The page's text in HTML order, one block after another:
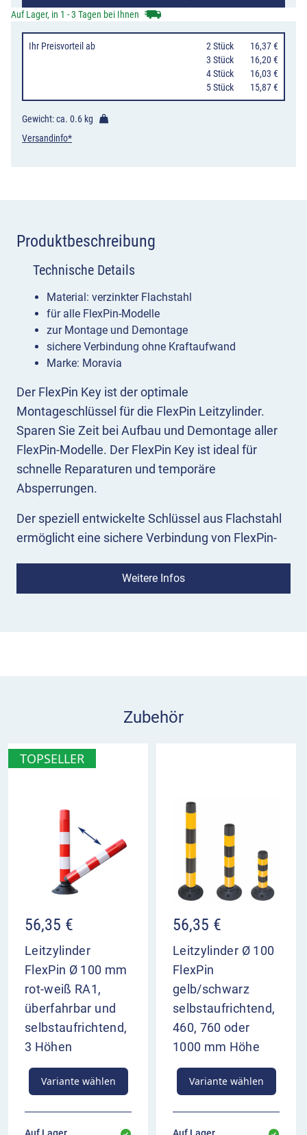
FlexPin-
Modelle
Menge
Auf Lager, in 1 - 3 Tagen bei Ihnen
Ihr Preisvorteil ab 2 Stück
16,37 €
3 Stück
16,20 €
4 Stück
16,03 €
5 Stück 15,87 €
Gewicht: ca. 0.6 kg
Versandinfo*
Produktbeschreibung
Der FlexPin Key ist der optimale
Montageschlüssel für die FlexPin Leitzylinder.
Sparen Sie Zeit bei Aufbau und Demontage aller
FlexPin-Modelle. Der FlexPin Key ist ideal für
schnelle Reparaturen und temporäre
Absperrungen.
Der speziell entwickelte Schlüssel aus Flachstahl
ermöglicht eine sichere Verbindung von FlexPin-
lässt sich ohne Kraftaufwand bedienen.
Weitere Infos
Technische Details
Material: verzinkter Flachstahl
für alle FlexPin-Modelle
zur Montage und Demontage
sichere Verbindung ohne Kraftaufwand
Marke: Moravia
Zubehör
TOPSELLER
56,35 €
Leitzylinder
FlexPin Ø 100 mm
rot-weiß RA1,
überfahrbar und
selbstaufrichtend,
3 Höhen
Variante wählen
Auf Lager,
56,35 €
Leitzylinder Ø 100
FlexPin
gelb/schwarz
selbstaufrichtend,
460, 760 oder
1000 mm Höhe
Variante wählen
Auf Lager,